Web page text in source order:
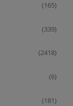
(165)
(339)
(2418)
(6)
(181)